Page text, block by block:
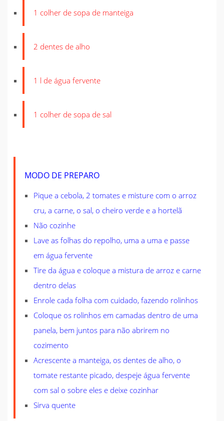
1 colher de sopa de manteiga
2 dentes de alho
1 l de água fervente
1 colher de sopa de sal
MODO DE PREPARO
Pique a cebola, 2 tomates e misture com o arroz
cru, a carne, o sal, o cheiro verde e a hortelã
Não cozinhe
Lave as folhas do repolho, uma a uma e passe
em água fervente
Tire da água e coloque a mistura de arroz e carne
dentro delas
Enrole cada folha com cuidado, fazendo rolinhos
Coloque os rolinhos em camadas dentro de uma
panela, bem juntos para não abrirem no
cozimento
Acrescente a manteiga, os dentes de alho, o
tomate restante picado, despeje água fervente
com sal o sobre eles e deixe cozinhar
Sirva quente